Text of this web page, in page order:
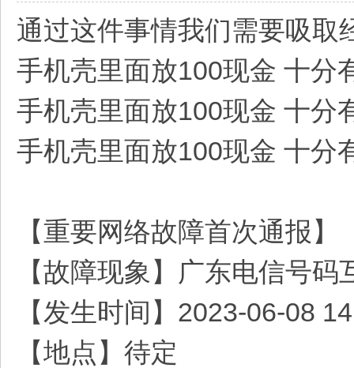
通过这件事情我们需要吸取
手机壳里面放100现金 十分
手机壳里面放100现金 十分
手机壳里面放100现金 十分
【重要网络故障首次通报】
【故障现象】广东电信号
【发生时间】2023-06-08
【地点】待定